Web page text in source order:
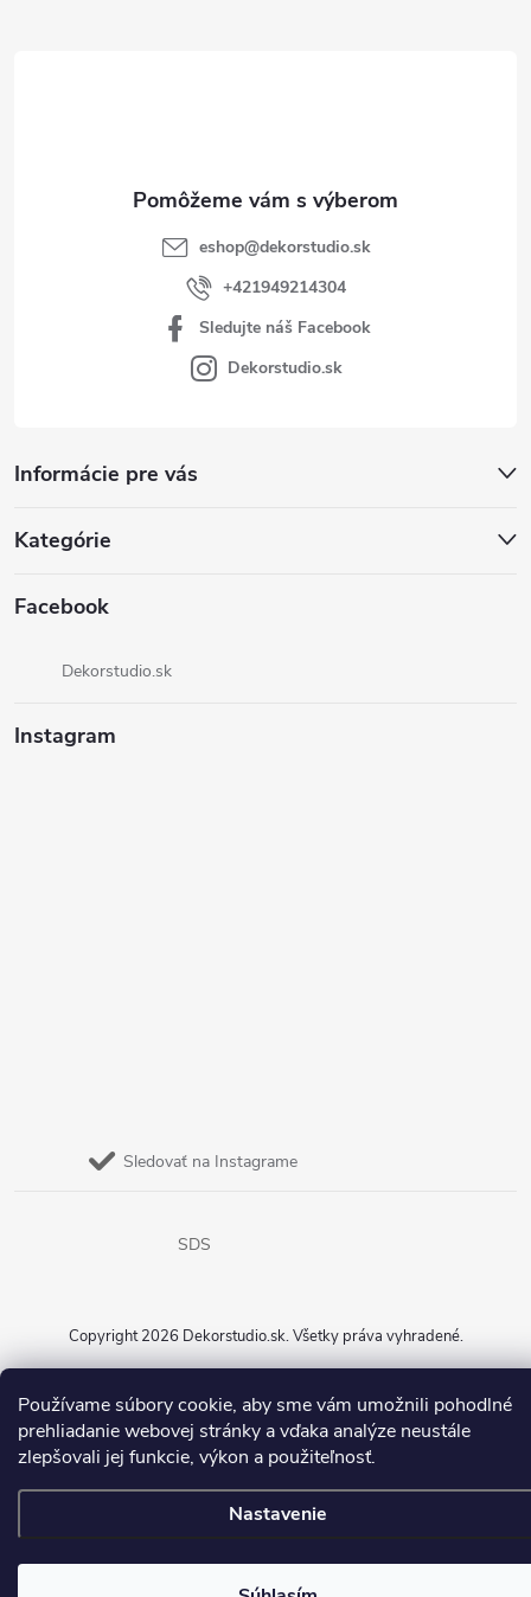
Používame súbory cookie, aby sme vám umožnili pohodlné
prehliadanie webovej stránky a vďaka analýze neustále
zlepšovali jej funkcie, výkon a použiteľnosť.
Nastavenie
Informácie pre vás
Kategórie
Facebook
Dekorstudio.sk
Instagram
Sledovať na Instagrame
eshop@dekorstudio.sk
+421949214304
Sledujte náš Facebook
Dekorstudio.sk
SDS
Copyright 2026 Dekorstudio.sk. Všetky práva vyhradené.